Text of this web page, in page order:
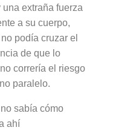
extraña fuerza
a su cuerpo,
podía cruzar el
de que lo
correría el riesgo
paralelo.
sabía cómo
ahí